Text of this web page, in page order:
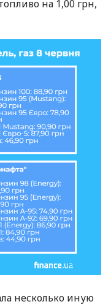
на 1,00 грн,
несколько иную